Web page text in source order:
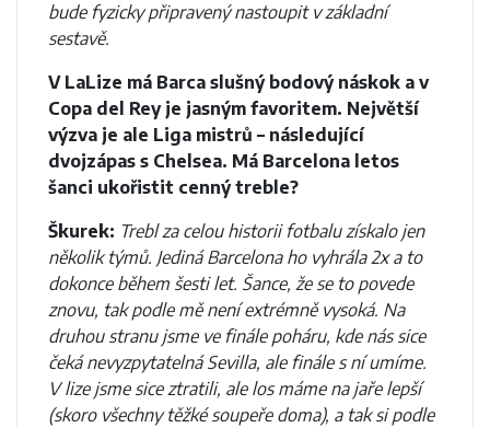
bude fyzicky připravený nastoupit v základní
sestavě.
V LaLize má Barca slušný bodový náskok a v
Copa del Rey je jasným favoritem. Největší
výzva je ale Liga mistrů – následující
dvojzápas s Chelsea. Má Barcelona letos
šanci ukořistit cenný treble?
Škurek: Trebl za celou historii fotbalu získalo jen
několik týmů. Jediná Barcelona ho vyhrála 2x a to
dokonce během šesti let. Šance, že se to povede
znovu, tak podle mě není extrémně vysoká. Na
druhou stranu jsme ve finále poháru, kde nás sice
čeká nevyzpytatelná Sevilla, ale finále s ní umíme.
V lize jsme sice ztratili, ale los máme na jaře lepší
(skoro všechny těžké soupeře doma), a tak si podle